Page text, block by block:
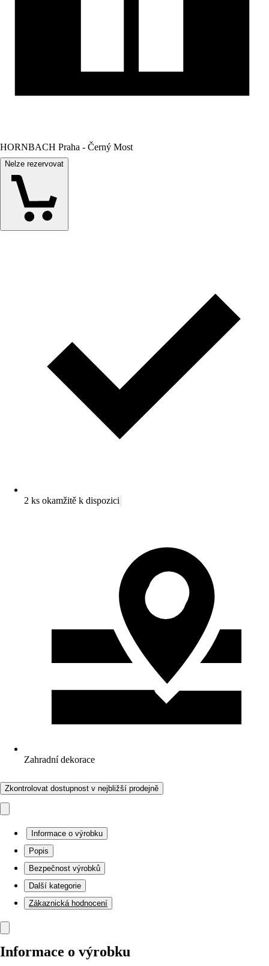
HORNBACH Praha - Černý Most
Nelze rezervovat
2 ks okamžitě k dispozici
Zahradní dekorace
Zkontrolovat dostupnost v nejbližší prodejně
Informace o výrobku
Popis
Bezpečnost výrobků
Další kategorie
Zákaznická hodnocení
Informace o výrobku